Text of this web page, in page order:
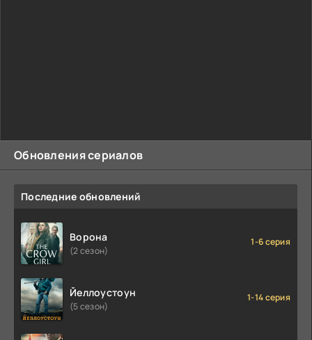
Обновления сериалов
Последние обновлений
Ворона
(2 сезон)
1-6 серия
Йеллоустоун
(5 сезон)
1-14 серия